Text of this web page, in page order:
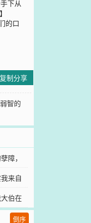
下从
的口
复制分享
智的
障，
来自
伯在
倒序